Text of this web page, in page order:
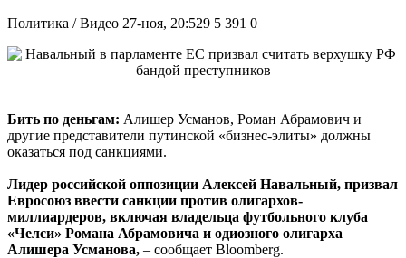
Политика / Видео 27-ноя, 20:529 5 391 0
Бить по деньгам: Алишер Усманов, Роман Абрамович и
другие представители путинской «бизнес-элиты» должны
оказаться под санкциями.
Лидер российской оппозиции Алексей Навальный, призвал
Евросоюз ввести санкции против олигархов-
миллиардеров, включая владельца футбольного клуба
«Челси» Романа Абрамовича и одиозного олигарха
Алишера Усманова, – сообщает Bloomberg.